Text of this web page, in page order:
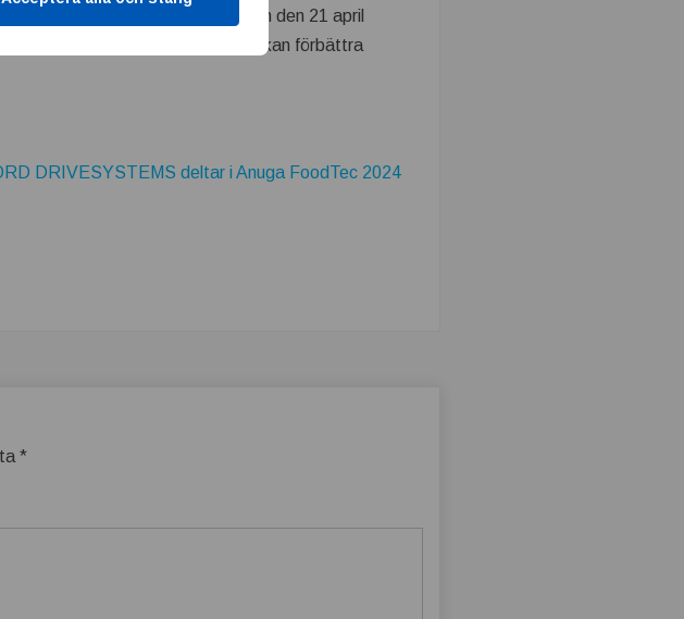
under NORDs presentation den 21 april
användning – och visar hur du kan förbättra
DRIVESYSTEMS deltar i Anuga FoodTec 2024
*